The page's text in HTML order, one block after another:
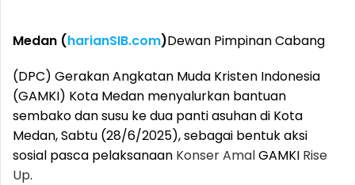
Medan (harianSIB.com)Dewan Pimpinan Cabang
(DPC) Gerakan Angkatan Muda Kristen Indonesia
(GAMKI) Kota Medan menyalurkan bantuan
sembako dan susu ke dua panti asuhan di Kota
Medan, Sabtu (28/6/2025), sebagai bentuk aksi
sosial pasca pelaksanaan Konser AmalGAMKI Rise
Up.